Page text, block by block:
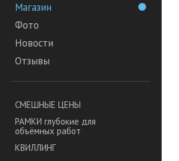
Магазин
Фото
Новости
Отзывы
СМЕШНЫЕ ЦЕНЫ
РАМКИ глубокие для
объёмных работ
КВИЛЛИНГ